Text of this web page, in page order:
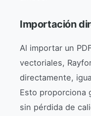
Importación
Al importar un
vectoriales,
directamente,
Esto proporciona
sin pérdida de